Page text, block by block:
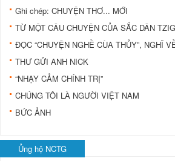
Ghi chép: CHUYỆN THƠ... MỚI
TỪ MỘT CÂU CHUYỆN CỦA SẮC DÂN
ĐỌC “CHUYỆN NGHỀ CÙA THỦY”, NGHĨ
THƯ GỬI ANH NICK
“NHẠY CẢM CHÍNH TRỊ”
CHÚNG TÔI LÀ NGƯỜI VIỆT NAM
BỨC ẢNH
Ủng hộ NCTG